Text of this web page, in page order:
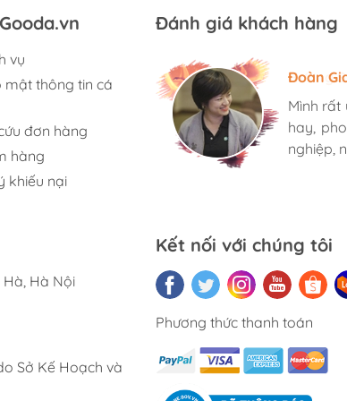
vụ
mật thông tin cá
đơn hàng
hàng
khiếu nại
Đánh giá khách hàng
Hương
Mình rất
hay,
nghiệp,
Đoàn
Mình rất
hay,
nghiệp,
Ngọc
Mình rất
hay,
nghiệp,
Hà, Hà Nội
Sở Kế Hoạch và
Kết nối với chúng tôi
Phương thức thanh toán